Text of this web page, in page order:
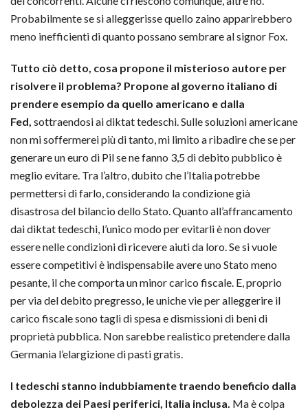
Probabilmente se si alleggerisse quello zaino apparirebbero
meno inefficienti di quanto possano sembrare al signor Fox.
Tutto ciò detto, cosa propone il misterioso autore per
risolvere il problema? Propone al governo italiano di
prendere esempio da quello americano e dalla
Fed, sottraendosi ai diktat tedeschi. Sulle soluzioni americane
non mi soffermerei più di tanto, mi limito a ribadire che se per
generare un euro di Pil se ne fanno 3,5 di debito pubblico è
meglio evitare. Tra l’altro, dubito che l’Italia potrebbe
permettersi di farlo, considerando la condizione già
disastrosa del bilancio dello Stato. Quanto all’affrancamento
dai diktat tedeschi, l’unico modo per evitarli è non dover
essere nelle condizioni di ricevere aiuti da loro. Se si vuole
essere competitivi è indispensabile avere uno Stato meno
pesante, il che comporta un minor carico fiscale. E, proprio
per via del debito pregresso, le uniche vie per alleggerire il
carico fiscale sono tagli di spesa e dismissioni di beni di
proprietà pubblica. Non sarebbe realistico pretendere dalla
Germania l’elargizione di pasti gratis.
I tedeschi stanno indubbiamente traendo beneficio dalla
debolezza dei Paesi periferici, Italia inclusa. Ma è colpa